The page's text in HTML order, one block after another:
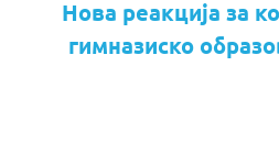
Нова реакција за
гимназиско